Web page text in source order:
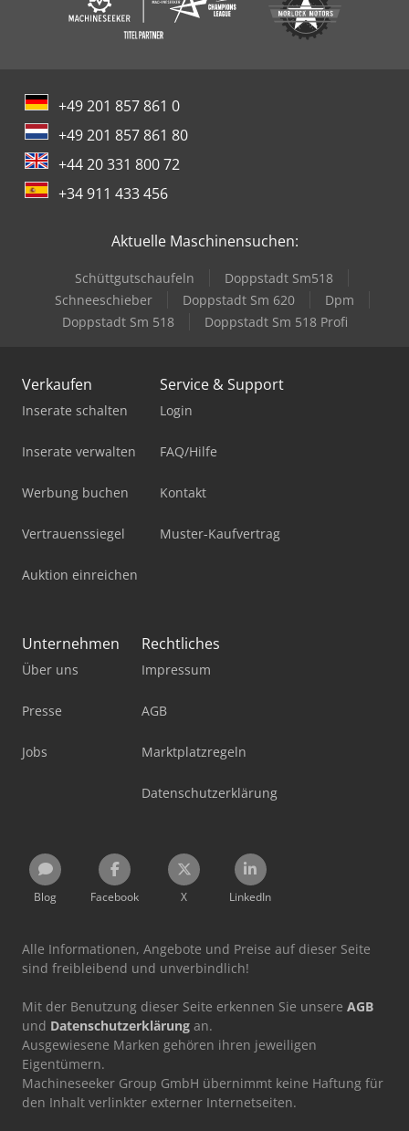
+49 201 857 861 0
+49 201 857 861 80
+44 20 331 800 72
+34 911 433 456
Aktuelle Maschinensuchen:
Schüttgutschaufeln
Doppstadt Sm518
Schneeschieber
Doppstadt Sm 620
Dpm
Doppstadt Sm 518
Doppstadt Sm 518 Profi
Verkaufen
Inserate schalten
Inserate verwalten
Werbung buchen
Vertrauenssiegel
Auktion einreichen
Service & Support
Login
FAQ/Hilfe
Kontakt
Muster-Kaufvertrag
Unternehmen
Über uns
Presse
Jobs
Rechtliches
Impressum
AGB
Marktplatzregeln
Datenschutzerklärung
Blog Facebook X LinkedIn
Alle Informationen, Angebote und Preise auf dieser Seite
sind freibleibend und unverbindlich!
Mit der Benutzung dieser Seite erkennen Sie unsere AGB
und Datenschutzerklärung an.
Ausgewiesene Marken gehören ihren jeweiligen
Eigentümern.
Machineseeker Group GmbH übernimmt keine Haftung für
den Inhalt verlinkter externer Internetseiten.